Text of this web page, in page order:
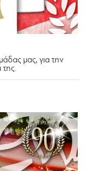
μας, για την